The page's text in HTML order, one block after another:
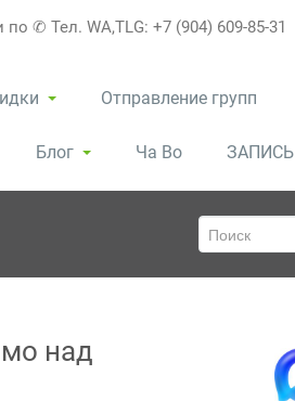
✆ Тел. WA,TLG: +7 (904) 609-85-31
Отправление групп
Блог Ча Во ЗАПИСЬ
над